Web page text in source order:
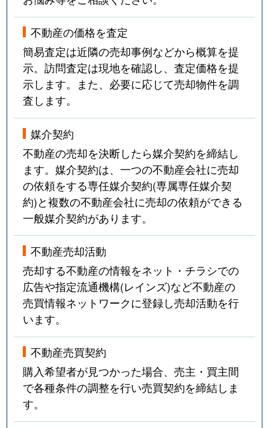
不動産の価格を査定
簡易査定は近隣の売却事例などから概算を提
示。訪問査定は現地を確認し、査定価格を提
示します。また、必要に応じて売却物件を調
査します。
媒介契約
不動産の売却を決断したら媒介契約を締結し
ます。媒介契約は、一つの不動産会社に売却
の依頼をする専任媒介契約(専属専任媒介契
約)と複数の不動産会社に売却の依頼ができる
一般媒介契約があります。
不動産売却活動
売却する不動産の情報をネット・チラシでの
広告や指定流通機構(レインズ)など不動産の
売買情報ネットワークに登録し売却活動を行
います。
不動産売買契約
購入希望者が見つかった場合、売主・買主間
で各種条件の調整を行い売買契約を締結しま
す。